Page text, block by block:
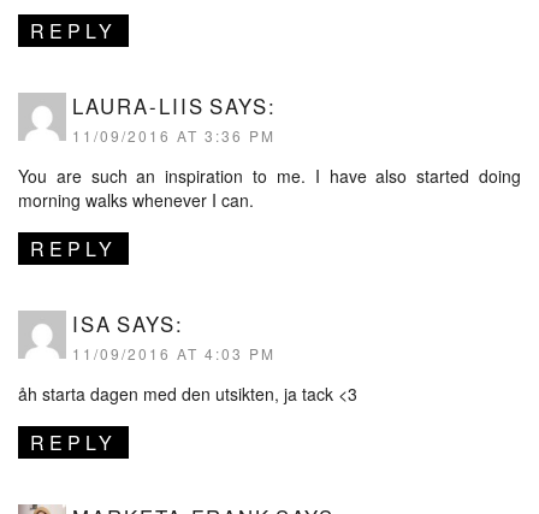
REPLY
LAURA-LIIS SAYS:
11/09/2016 AT 3:36 PM
You are such an inspiration to me. I have also started doing
morning walks whenever I can.
REPLY
ISA SAYS:
11/09/2016 AT 4:03 PM
åh starta dagen med den utsikten, ja tack <3
REPLY